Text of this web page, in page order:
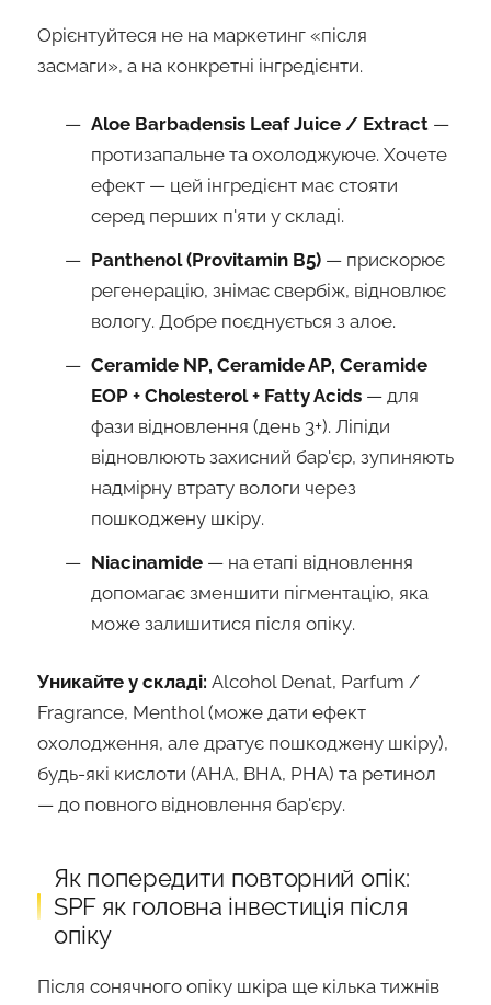
Орієнтуйтеся не на маркетинг «після
засмаги», а на конкретні інгредієнти.
Aloe Barbadensis Leaf Juice / Extract —
протизапальне та охолоджуюче. Хочете
ефект — цей інгредієнт має стояти
серед перших п'яти у складі.
Panthenol (Provitamin B5) — прискорює
регенерацію, знімає свербіж, відновлює
вологу. Добре поєднується з алое.
Ceramide NP, Ceramide AP, Ceramide
EOP + Cholesterol + Fatty Acids — для
фази відновлення (день 3+). Ліпіди
відновлюють захисний бар'єр, зупиняють
надмірну втрату вологи через
пошкоджену шкіру.
Niacinamide — на етапі відновлення
допомагає зменшити пігментацію, яка
може залишитися після опіку.
Уникайте у складі: Alcohol Denat, Parfum /
Fragrance, Menthol (може дати ефект
охолодження, але дратує пошкоджену шкіру),
будь-які кислоти (AHA, BHA, PHA) та ретинол
— до повного відновлення бар'єру.
Як попередити повторний опік:
SPF як головна інвестиція після
опіку
Після сонячного опіку шкіра ще кілька тижнів